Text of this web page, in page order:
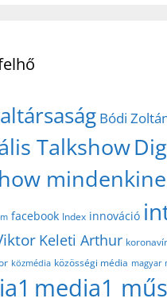
Bódi
Talkshow
facebook Index innováció
Keleti Arthur
közmédia közösségi média magyar
media1